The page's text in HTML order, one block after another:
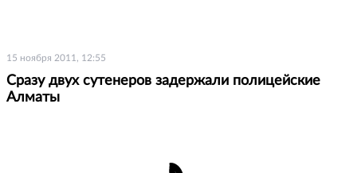
15 ноября 2011, 12:55
Сразу двух сутенеров задержали полицейские
Алматы